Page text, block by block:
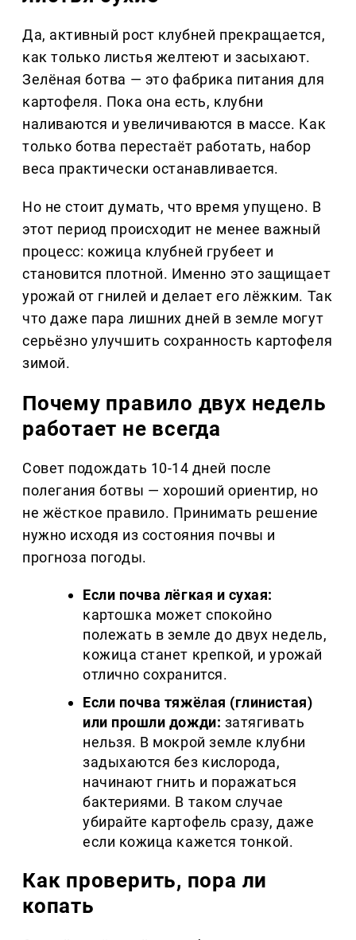
Да, активный рост клубней прекращается,
как только листья желтеют и засыхают.
Зелёная ботва — это фабрика питания для
картофеля. Пока она есть, клубни
наливаются и увеличиваются в массе. Как
только ботва перестаёт работать, набор
веса практически останавливается.
Но не стоит думать, что время упущено. В
этот период происходит не менее важный
процесс: кожица клубней грубеет и
становится плотной. Именно это защищает
урожай от гнилей и делает его лёжким. Так
что даже пара лишних дней в земле могут
серьёзно улучшить сохранность картофеля
зимой.
Почему правило двух недель
работает не всегда
Совет подождать 10-14 дней после
полегания ботвы — хороший ориентир, но
не жёсткое правило. Принимать решение
нужно исходя из состояния почвы и
прогноза погоды.
Если почва лёгкая и сухая:
картошка может спокойно
полежать в земле до двух недель,
кожица станет крепкой, и урожай
отлично сохранится.
Если почва тяжёлая (глинистая)
или прошли дожди: затягивать
нельзя. В мокрой земле клубни
задыхаются без кислорода,
начинают гнить и поражаться
бактериями. В таком случае
убирайте картофель сразу, даже
если кожица кажется тонкой.
Как проверить, пора ли
копать